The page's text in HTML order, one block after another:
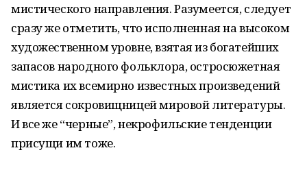
мистического направления. Разумеется, следует
сразу же отметить, что исполненная на высоком
художественном уровне, взятая из богатейших
запасов народного фольклора, остросюжетная
мистика их всемирно известных произведений
является сокровищницей мировой литературы.
И все же “черные”, некрофильские тенденции
присущи им тоже.